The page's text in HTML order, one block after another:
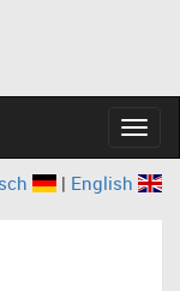
| English